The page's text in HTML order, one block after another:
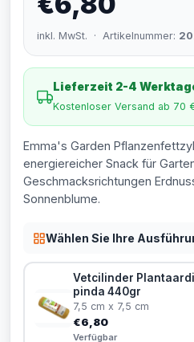
inkl. MwSt. · Artikelnummer:
Lieferzeit 2-4
Kostenloser Versand ab 70
Emma's Garden
energiereicher Snack für
Geschmacksrichtungen
Sonnenblume.
Wählen Sie Ihre
Vetcilinder
pinda 440gr
7,5 cm x 7,5 cm
€6,80
Verfügbar